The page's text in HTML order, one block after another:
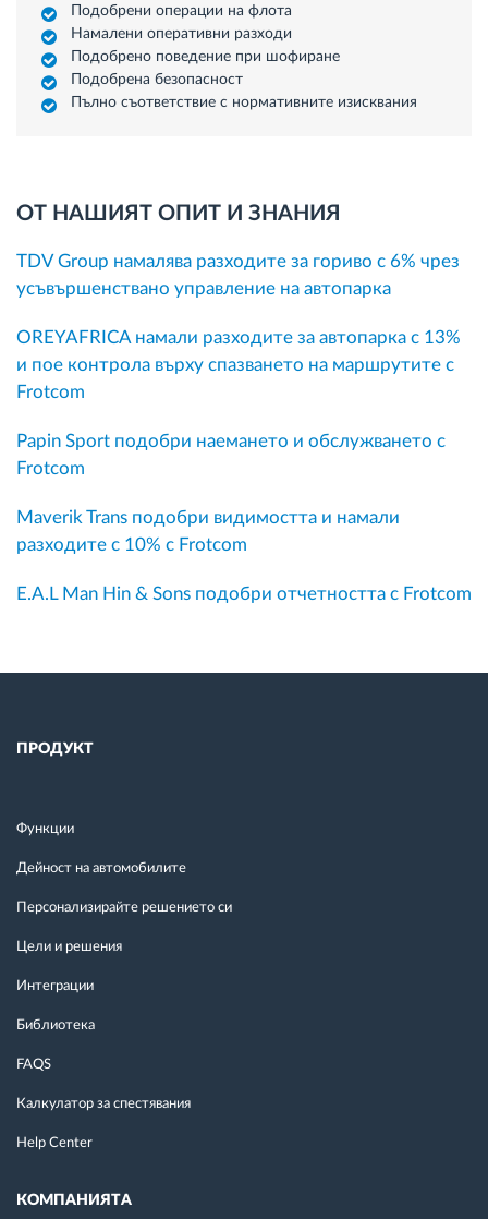
Подобрени операции на флота
Намалени оперативни разходи
Подобрено поведение при шофиране
Подобрена безопасност
Пълно съответствие с нормативните изисквания
ОТ НАШИЯТ ОПИТ И ЗНАНИЯ
TDV Group намалява разходите за гориво с 6% чрез
усъвършенствано управление на автопарка
OREYAFRICA намали разходите за автопарка с 13%
и пое контрола върху спазването на маршрутите с
Frotcom
Papin Sport подобри наемането и обслужването с
Frotcom
Maverik Trans подобри видимостта и намали
разходите с 10% с Frotcom
E.A.L Man Hin & Sons подобри отчетността с Frotcom
ПРОДУКТ
Функции
Дейност на автомобилите
Персонализирайте решението си
Цели и решения
Интеграции
Библиотека
FAQS
Калкулатор за спестявания
Help Center
КОМПАНИЯТА